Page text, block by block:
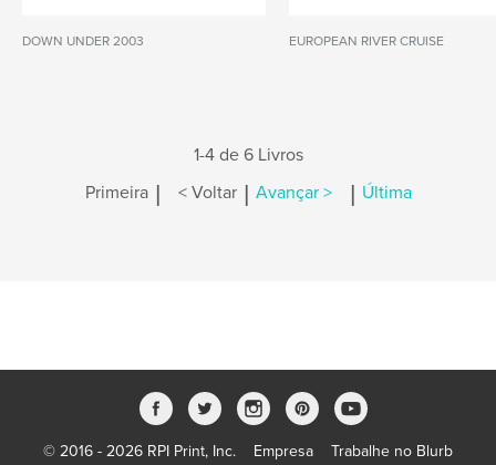
DOWN UNDER 2003 EUROPEAN RIVER CRUISE
1-4 de 6 Livros
Primeira | < Voltar | Avançar > | Última
© 2016 - 2026 RPI Print, Inc. Empresa Trabalhe no Blurb